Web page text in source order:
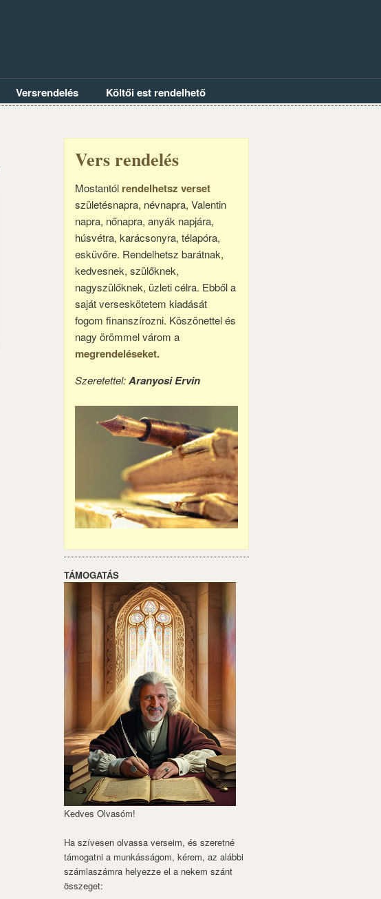
Versrendelés Költői est rendelhető
Vers rendelés
Mostantól rendelhetsz verset
születésnapra, névnapra, Valentin
napra, nőnapra, anyák napjára,
húsvétra, karácsonyra, télapóra,
esküvőre. Rendelhetsz barátnak,
kedvesnek, szülőknek,
nagyszülőknek, üzleti célra. Ebből a
saját verseskötetem kiadását
fogom finanszírozni. Köszönettel és
nagy örömmel várom a
megrendeléseket.
Szeretettel:Aranyosi Ervin
TÁMOGATÁS
Kedves Olvasóm!
Ha szívesen olvassa verseim, és szeretné
támogatni a munkásságom, kérem, az alábbi
számlaszámra helyezze el a nekem szánt
összeget: